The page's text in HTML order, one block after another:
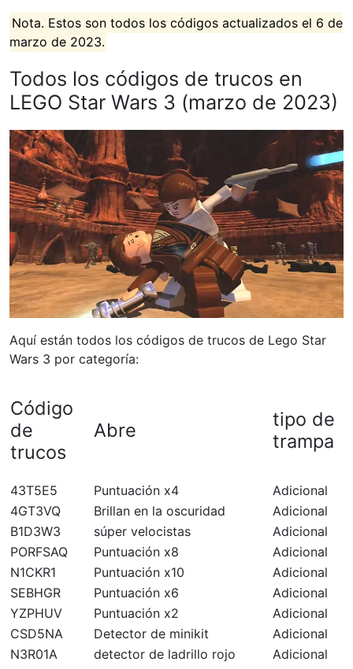
Nota. Estos son todos los códigos actualizados el 6 de
marzo de 2023.
Todos los códigos de trucos en
LEGO Star Wars 3 (marzo de 2023)
Aquí están todos los códigos de trucos de Lego Star
Wars 3 por categoría:
Código
de
trucos
Abre
tipo de
trampa
43T5E5 Puntuación x4
Adicional
4GT3VQ
Brillan en la oscuridad
Adicional
B1D3W3
súper velocistas
Adicional
PORFSAQ
Puntuación x8
Adicional
N1CKR1
Puntuación x10
Adicional
SEBHGR
Puntuación x6
Adicional
YZPHUV
Puntuación x2
Adicional
CSD5NA
Detector de minikit
Adicional
N3R01A
detector de ladrillo rojo
Adicional